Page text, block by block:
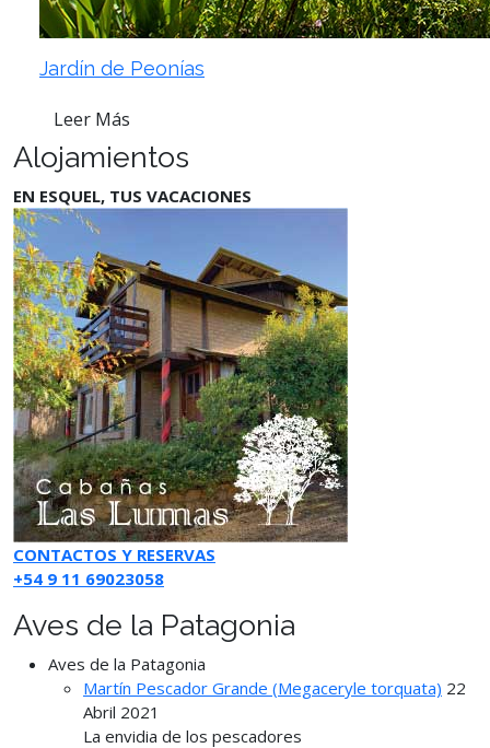
Jardín de Peonías
Leer Más
Alojamientos
EN ESQUEL, TUS VACACIONES
CONTACTOS Y RESERVAS
+54 9 11 69023058
Aves de la Patagonia
Aves de la Patagonia
Martín Pescador Grande (Megaceryle torquata) 22
Abril 2021
La envidia de los pescadores